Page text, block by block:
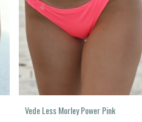
Vede Less Morley Power Pink